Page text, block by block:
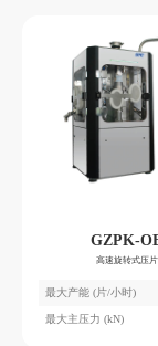
GZPK-
高速旋转式压
最大产能 (片/小时)
最大主压力 (kN)